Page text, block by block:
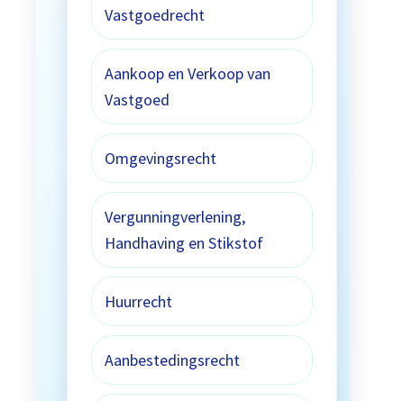
Vastgoedrecht
Aankoop en Verkoop van
Vastgoed
Omgevingsrecht
Vergunningverlening,
Handhaving en Stikstof
Huurrecht
Aanbestedingsrecht